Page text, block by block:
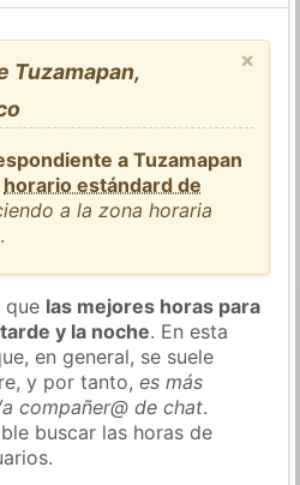
×
Tuzamapan,
a Tuzamapan
horario estándard de
a la zona horaria
.
que las mejores horas para
y la noche. En esta
en general, se suele
y por tanto,es más
compañer@ de chat.
buscar las horas de